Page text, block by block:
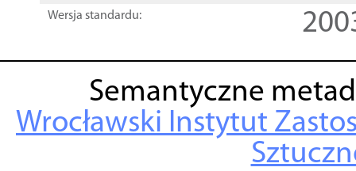
Wersja standardu:
Semantyczne
Wrocławski Instytut